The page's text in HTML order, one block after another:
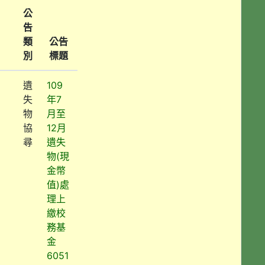
公
告
類
別
公告
標題
遺
失
物
協
尋
109
年7
月至
12月
遺失
物(現
金幣
值)處
理上
繳校
務基
金
6051